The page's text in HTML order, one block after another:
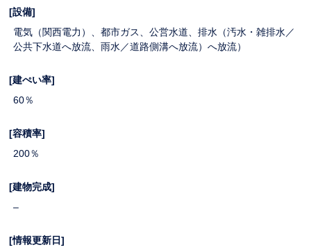
[設備]
電気（関西電力）、都市ガス、公営水道、排水（汚水・雑排水／
公共下水道へ放流、雨水／道路側溝へ放流）へ放流）
[建ぺい率]
60％
[容積率]
200％
[建物完成]
–
[情報更新日]